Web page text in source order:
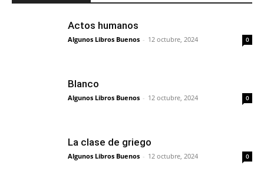
Actos humanos
Algunos Libros Buenos - 12 octubre, 2024 0
Blanco
Algunos Libros Buenos - 12 octubre, 2024 0
La clase de griego
Algunos Libros Buenos - 12 octubre, 2024 0